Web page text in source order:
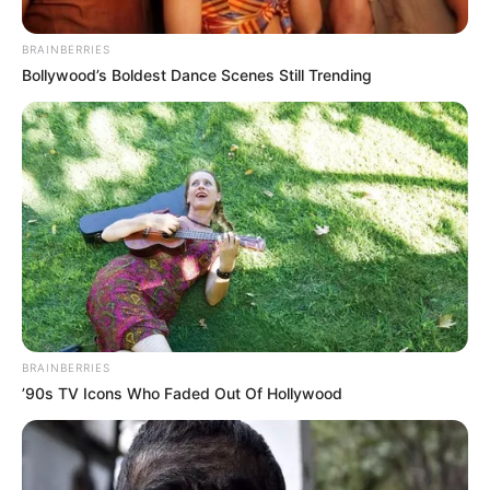
Archivo
inicio de clases referencia
Por:Ingrid Liliana Jaimes Jaimes
Septiembre 8, 2025
BRAINBERRIES
Bollywood’s Boldest Dance Scenes Still Trending
BRAINBERRIES
’90s TV Icons Who Faded Out Of Hollywood